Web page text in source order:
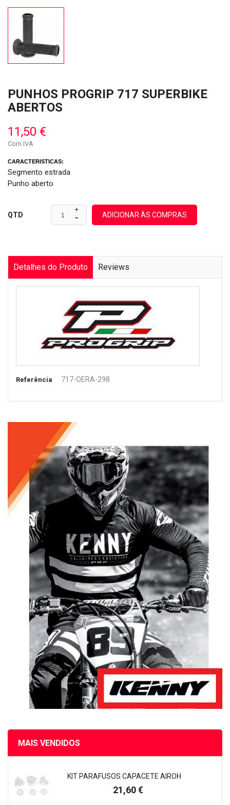
PUNHOS PROGRIP 717 SUPERBIKE
ABERTOS
11,50 €
Com IVA
CARACTERISTICAS:
Segmento estrada
Punho aberto
QTD ADICIONAR ÀS COMPRAS
Detalhes do Produto Reviews
Referência 717-OERA-298
MAIS VENDIDOS
KIT PARAFUSOS CAPACETE AIROH
Preço
21,60 €